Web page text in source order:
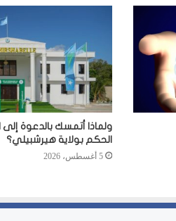
ولماذا أتمسك بالدعوة إلى
الحكم بولاية هيرشبيلي؟
5 أغسطس، 2026